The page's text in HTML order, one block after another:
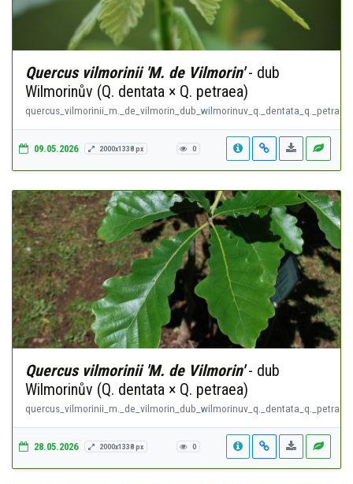
Quercus vilmorinii 'M. de Vilmorin'- dub
Wilmorinův (Q. dentata × Q. petraea)
09.05.2026 2000x1338 px 0
Quercus vilmorinii 'M. de Vilmorin'- dub
Wilmorinův (Q. dentata × Q. petraea)
28.05.2026 2000x1338 px 0